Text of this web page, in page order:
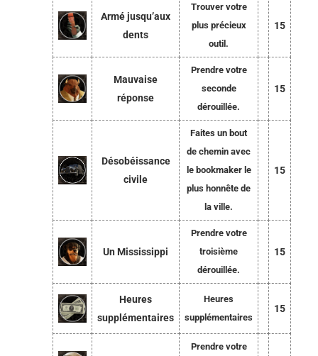
Armé jusqu’aux
dents
Trouver votre
plus précieux
outil.
15
Mauvaise
réponse
Prendre votre
seconde
dérouillée.
15
Désobéissance
civile
Faites un bout
de chemin avec
le bookmaker le
plus honnête de
la ville.
15
Un Mississippi
Prendre votre
troisième
dérouillée.
15
Heures
supplémentaires
Heures
supplémentaires
15
Prendre votre